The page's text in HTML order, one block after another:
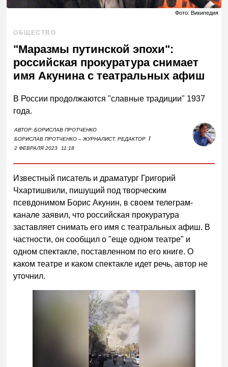
Фото: Википедия
ОБЩЕСТВО
"Маразмы путинской эпохи":
российская прокуратура снимает
имя Акунина с театральных афиш
В России продолжаются "славные традиции" 1937
года.
АВТОР:БОРИСЛАВ ПРОТЧЕНКО
БОРИСЛАВ ПРОТЧЕНКО – ЖУРНАЛИСТ, РЕДАКТОР I
2 ФЕВРАЛЯ 2023 11:18
Известный писатель и драматург Григорий
Чхартишвили, пишущий под творческим
псевдонимом Борис Акунин, в своем телеграм-
канале заявил, что российская прокуратура
заставляет снимать его имя с театральных афиш. В
частности, он сообщил о "еще одном театре" и
одном спектакле, поставленном по его книге. О
каком театре и каком спектакле идет речь, автор не
уточнил.